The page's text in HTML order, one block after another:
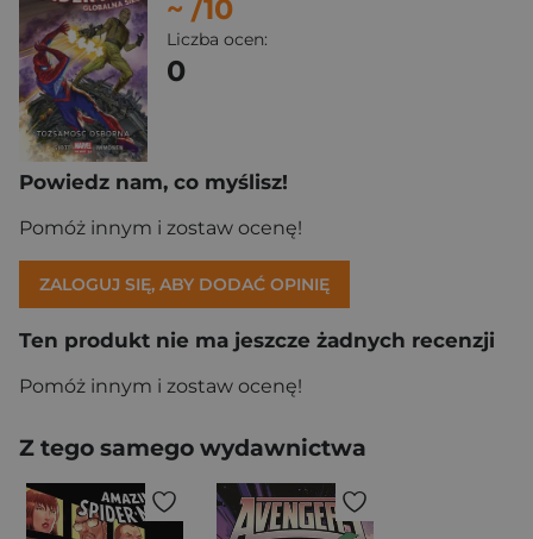
~ /10
Liczba ocen:
0
Powiedz nam, co myślisz!
Pomóż innym i zostaw ocenę!
ZALOGUJ SIĘ, ABY DODAĆ OPINIĘ
Ten produkt nie ma jeszcze żadnych recenzji
Pomóż innym i zostaw ocenę!
Z tego samego wydawnictwa